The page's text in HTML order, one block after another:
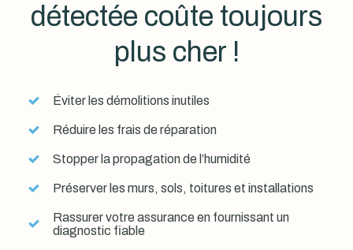
détectée coûte toujours
plus cher !
Éviter les démolitions inutiles
Réduire les frais de réparation
Stopper la propagation de l’humidité
Préserver les murs, sols, toitures et installations
Rassurer votre assurance en fournissant un
diagnostic fiable